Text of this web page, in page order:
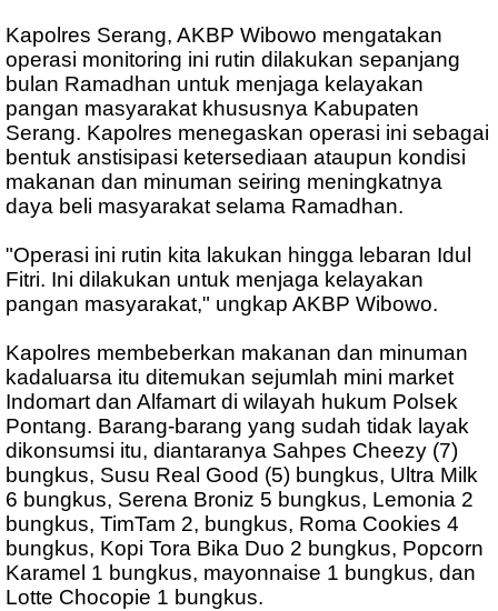
Kapolres Serang, AKBP Wibowo mengatakan
operasi monitoring ini rutin dilakukan sepanjang
bulan Ramadhan untuk menjaga kelayakan
pangan masyarakat khususnya Kabupaten
Serang. Kapolres menegaskan operasi ini sebagai
bentuk anstisipasi ketersediaan ataupun kondisi
makanan dan minuman seiring meningkatnya
daya beli masyarakat selama Ramadhan.
"Operasi ini rutin kita lakukan hingga lebaran Idul
Fitri. Ini dilakukan untuk menjaga kelayakan
pangan masyarakat," ungkap AKBP Wibowo.
Kapolres membeberkan makanan dan minuman
kadaluarsa itu ditemukan sejumlah mini market
Indomart dan Alfamart di wilayah hukum Polsek
Pontang. Barang-barang yang sudah tidak layak
dikonsumsi itu, diantaranya Sahpes Cheezy (7)
bungkus, Susu Real Good (5) bungkus, Ultra Milk
6 bungkus, Serena Broniz 5 bungkus, Lemonia 2
bungkus, TimTam 2, bungkus, Roma Cookies 4
bungkus, Kopi Tora Bika Duo 2 bungkus, Popcorn
Karamel 1 bungkus, mayonnaise 1 bungkus, dan
Lotte Chocopie 1 bungkus.